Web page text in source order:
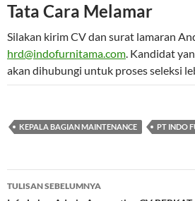
Tata Cara Melamar
Silakan kirim CV dan surat lamaran
hrd@indofurnitama.com. Kandidat
akan dihubungi untuk proses seleksi
KEPALA BAGIAN MAINTENANCE PT INDO
Navigasi
TULISAN SEBELUMNYA